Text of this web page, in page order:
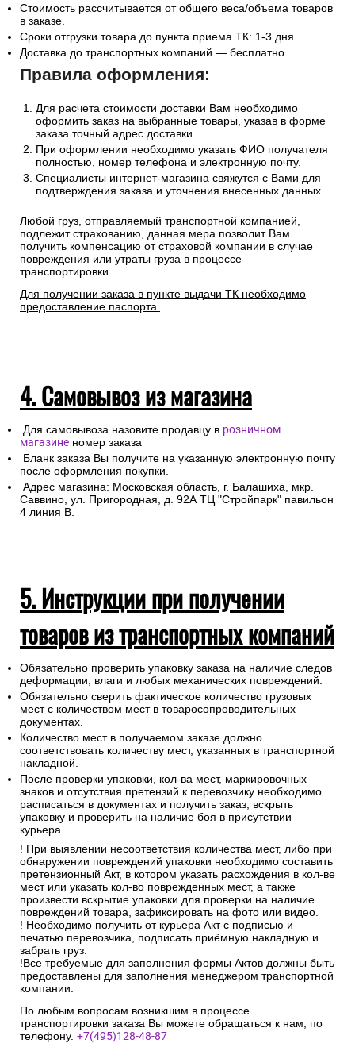
Стоимость рассчитывается от общего веса/объема товаров
в заказе.
Сроки отгрузки товара до пункта приема ТК: 1-3 дня.
Доставка до транспортных компаний — бесплатно
Правила оформления:
Для расчета стоимости доставки Вам необходимо
оформить заказ на выбранные товары, указав в форме
заказа точный адрес доставки.
При оформлении необходимо указать ФИО получателя
полностью, номер телефона и электронную почту.
Специалисты интернет-магазина свяжутся с Вами для
подтверждения заказа и уточнения внесенных данных.
Любой груз, отправляемый транспортной компанией,
подлежит страхованию, данная мера позволит Вам
получить компенсацию от страховой компании в случае
повреждения или утраты груза в процессе
транспортировки.
Для получении заказа в пункте выдачи ТК необходимо
предоставление паспорта.
4. Самовывоз из магазина
Для самовывоза назовите продавцу в розничном
магазине номер заказа
Бланк заказа Вы получите на указанную электронную почту
после оформления покупки.
Адрес магазина: Московская область, г. Балашиха, мкр.
Саввино, ул. Пригородная, д. 92А ТЦ "Стройпарк" павильон
4 линия В.
5. Инструкции при получении
товаров из транспортных компаний
Обязательно проверить упаковку заказа на наличие следов
деформации, влаги и любых механических повреждений.
Обязательно сверить фактическое количество грузовых
мест с количеством мест в товаросопроводительных
документах.
Количество мест в получаемом заказе должно
соответствовать количеству мест, указанных в транспортной
накладной.
После проверки упаковки, кол-ва мест, маркировочных
знаков и отсутствия претензий к перевозчику необходимо
расписаться в документах и получить заказ, вскрыть
упаковку и проверить на наличие боя в присутствии
курьера.
! При выявлении несоответствия количества мест, либо при
обнаружении повреждений упаковки необходимо составить
претензионный Акт, в котором указать расхождения в кол-ве
мест или указать кол-во поврежденных мест, а также
произвести вскрытие упаковки для проверки на наличие
повреждений товара, зафиксировать на фото или видео.
! Необходимо получить от курьера Акт с подписью и
печатью перевозчика, подписать приёмную накладную и
забрать груз.
!Все требуемые для заполнения формы Актов должны быть
предоставлены для заполнения менеджером транспортной
компании.
По любым вопросам возникшим в процессе
транспортировки заказа Вы можете обращаться к нам, по
телефону. +7(495)128-48-87